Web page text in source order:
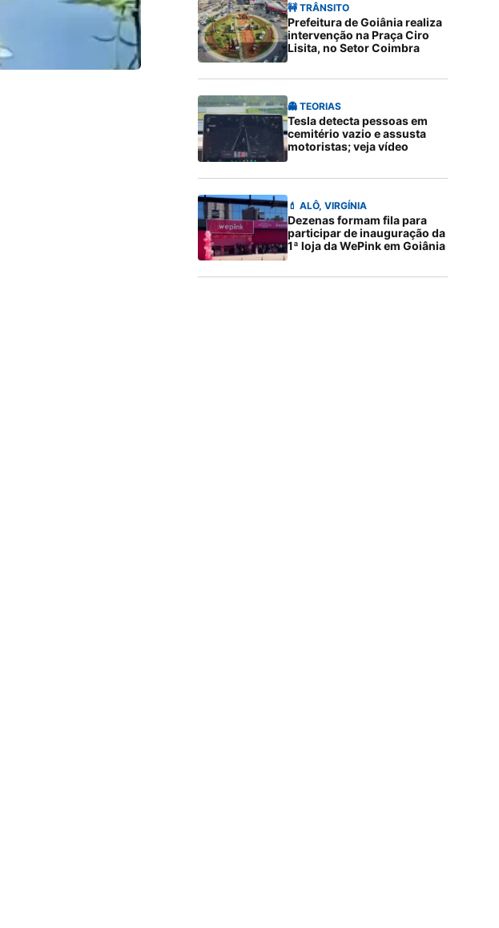
🚧 TRÂNSITO
Prefeitura de Goiânia realiza
intervenção na Praça Ciro
Lisita, no Setor Coimbra
👻 TEORIAS
Tesla detecta pessoas em
cemitério vazio e assusta
motoristas; veja vídeo
💄 ALÔ, VIRGÍNIA
Dezenas formam fila para
participar de inauguração da
1ª loja da WePink em Goiânia